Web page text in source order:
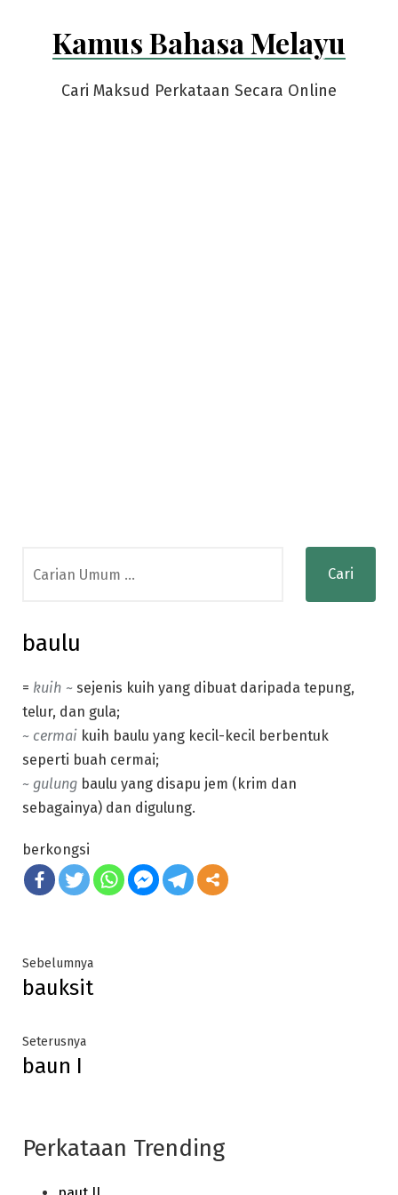
Kamus Bahasa Melayu
Cari Maksud Perkataan Secara Online
for:
baulu
= kuih ~ sejenis kuih yang dibuat daripada tepung,
telur, dan gula;
~ cermai kuih baulu yang kecil-kecil berbentuk
seperti buah cermai;
~ gulung baulu yang disapu jem (krim dan
sebagainya) dan digulung.
berkongsi
Post
navigation
SebelumnyaPrevious
post:
bauksit
SeterusnyaNext
baun I
Perkataan Trending